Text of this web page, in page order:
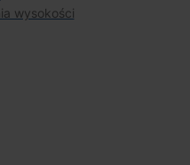
wysokości